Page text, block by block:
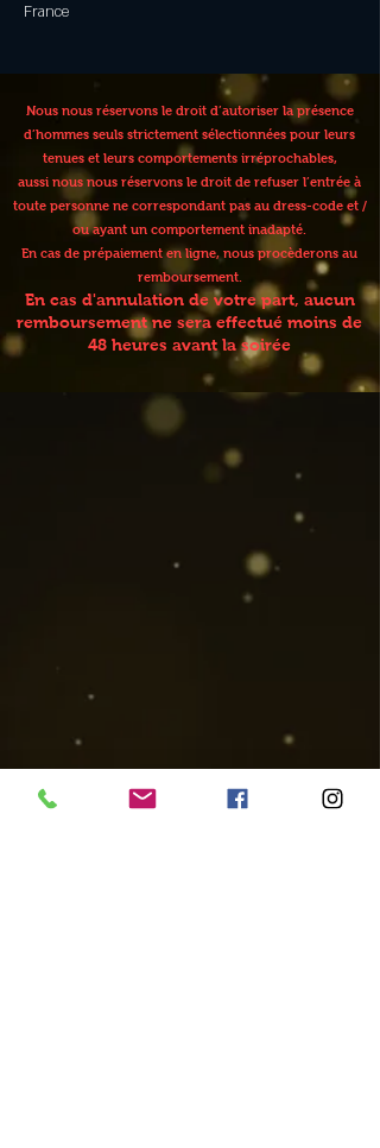
France
Nous nous réservons le droit d’autoriser la présence
d’hommes seuls strictement sélectionnées pour leurs
tenues et leurs comportements irréprochables,
aussi nous nous réservons le droit de refuser l’entrée à
toute personne ne correspondant pas au dress-code et /
ou ayant un comportement inadapté.
En cas de prépaiement en ligne, nous procèderons au
remboursement.
En cas d'annulation de votre part, aucun
remboursement ne sera effectué moins de
48 heures avant la soirée